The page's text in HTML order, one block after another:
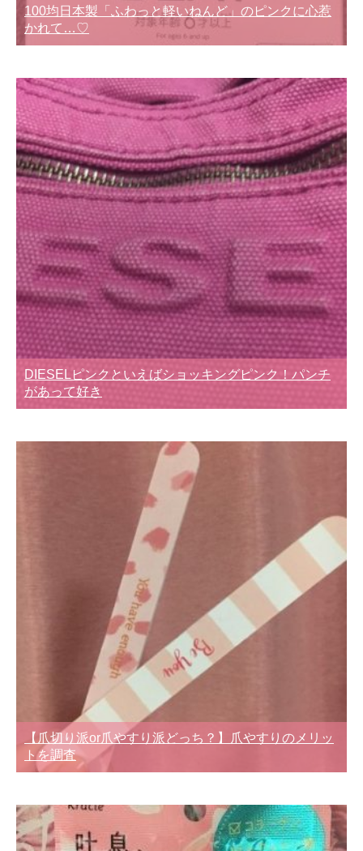
100均日本製「ふわっと軽いねんど」のピンクに心惹
かれて…♡
DIESELピンクといえばショッキングピンク！パンチ
があって好き
【爪切り派or爪やすり派どっち？】爪やすりのメリッ
トを調査